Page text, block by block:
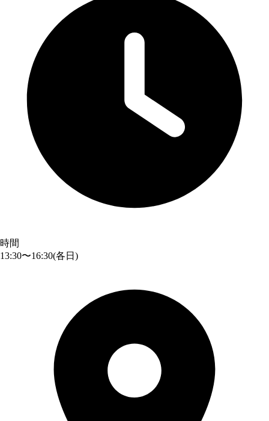
時間
13:30〜16:30(各日)